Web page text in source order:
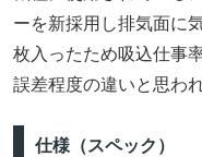
ーを新採用し排気面に
枚入ったため吸込仕事
誤差程度の違いと思われ
仕様（スペック）